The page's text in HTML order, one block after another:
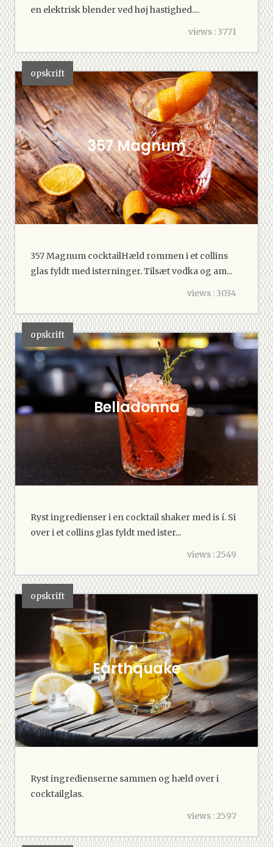
en elektrisk blender ved høj hastighed....
views : 3771
opskrift
357 Magnum
357 Magnum cocktailHæld rommen i et collins
glas fyldt med isterninger. Tilsæt vodka og am...
views : 3034
opskrift
Belladonna
Ryst ingredienser i en cocktail shaker med is í. Si
over i et collins glas fyldt med ister...
views : 2549
opskrift
Earthquake
Ryst ingredienserne sammen og hæld over i
cocktailglas.
views : 2597